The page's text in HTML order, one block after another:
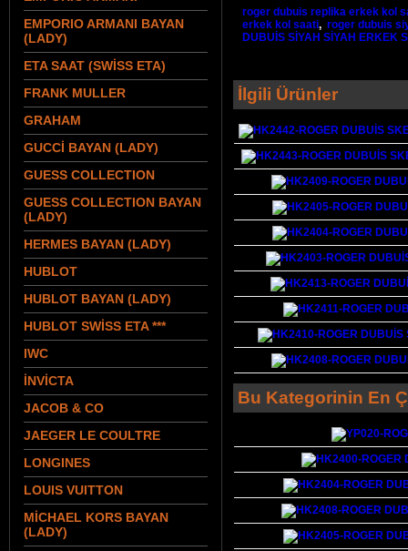
EMPORIO ARMANI BAYAN
(LADY)
ETA SAAT (SWİSS ETA)
FRANK MULLER
GRAHAM
GUCCİ BAYAN (LADY)
GUESS COLLECTION
GUESS COLLECTION BAYAN
(LADY)
HERMES BAYAN (LADY)
HUBLOT
HUBLOT BAYAN (LADY)
HUBLOT SWİSS ETA ***
IWC
İNVİCTA
JACOB & CO
JAEGER LE COULTRE
LONGINES
LOUIS VUITTON
MİCHAEL KORS BAYAN
(LADY)
roger dubuis replika erkek kol
erkek kol saati, roger dubuis
DUBUİS SİYAH SİYAH ERKEK
İlgili Ürünler
Bu Kategorinin En